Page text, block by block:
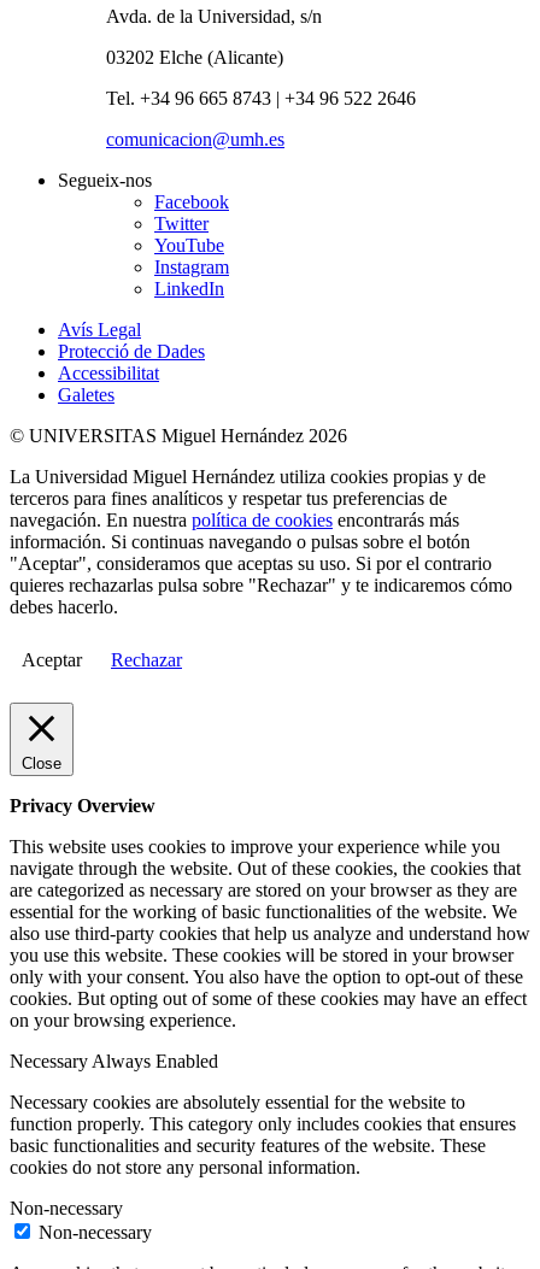
Avda. de la Universidad, s/n
03202 Elche (Alicante)
Tel. +34 96 665 8743 | +34 96 522 2646
comunicacion@umh.es
Segueix-nos
Facebook
Twitter
YouTube
Instagram
LinkedIn
Avís Legal
Protecció de Dades
Accessibilitat
Galetes
© UNIVERSITAS Miguel Hernández 2026
La Universidad Miguel Hernández utiliza cookies propias y de
terceros para fines analíticos y respetar tus preferencias de
navegación. En nuestra política de cookies encontrarás más
información. Si continuas navegando o pulsas sobre el botón
"Aceptar", consideramos que aceptas su uso. Si por el contrario
quieres rechazarlas pulsa sobre "Rechazar" y te indicaremos cómo
debes hacerlo.
Aceptar Rechazar
Close
Privacy Overview
This website uses cookies to improve your experience while you
navigate through the website. Out of these cookies, the cookies that
are categorized as necessary are stored on your browser as they are
essential for the working of basic functionalities of the website. We
also use third-party cookies that help us analyze and understand how
you use this website. These cookies will be stored in your browser
only with your consent. You also have the option to opt-out of these
cookies. But opting out of some of these cookies may have an effect
on your browsing experience.
Necessary Always Enabled
Necessary cookies are absolutely essential for the website to
function properly. This category only includes cookies that ensures
basic functionalities and security features of the website. These
cookies do not store any personal information.
Non-necessary
Non-necessary